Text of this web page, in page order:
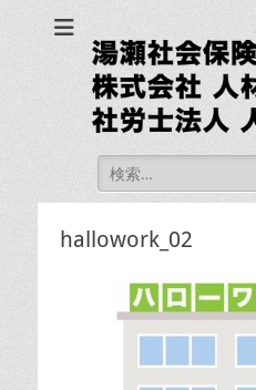
検
索:
hallowork_02